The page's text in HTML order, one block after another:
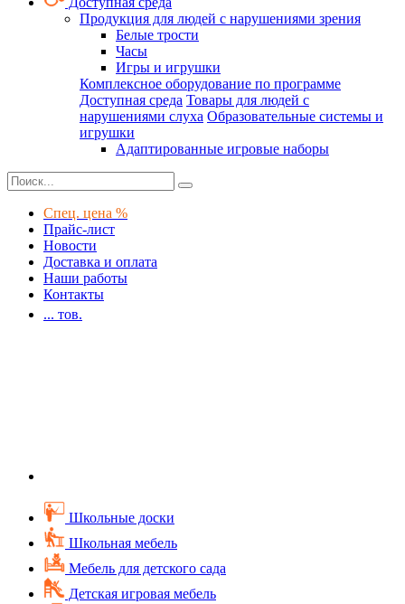
Продукция для людей с нарушениями зрения
Белые трости
Часы
Игры и игрушки
Комплексное оборудование по программе
Доступная среда Товары для людей с
нарушениями слуха Образовательные системы и
игрушки
Адаптированные игровые наборы
Спец. цена %
Прайс-лист
Новости
Доставка и оплата
Наши работы
Контакты
... тов.
Школьные доски
Школьная мебель
Мебель для детского сада
Детская игровая мебель